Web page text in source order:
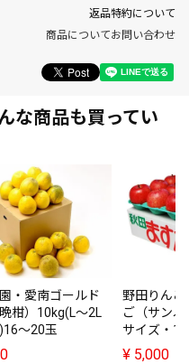
返品特約について
商品についてお問い合わせ
な商品も買ってい
・愛南ゴールド
晩柑）10kg(L～2L
～20玉
野田りん
ご（サン
サイズ・
¥ 5,000